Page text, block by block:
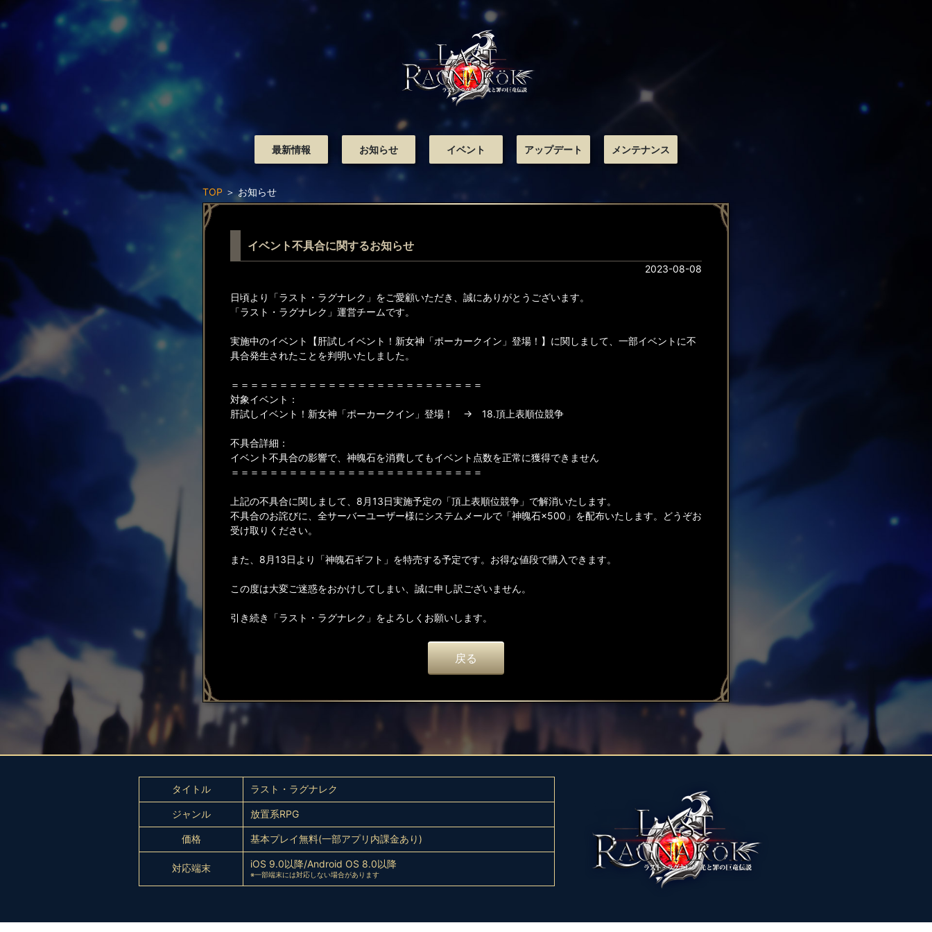
最新情報 お知らせ イベント アップデート メンテナンス
TOP ＞ お知らせ
イベント不具合に関するお知らせ
2023-08-08
日頃より「ラスト・ラグナレク」をご愛顧いただき、誠にありがとうございます。
「ラスト・ラグナレク」運営チームです。
実施中のイベント【肝試しイベント！新女神「ポーカークイン」登場！】に関しまして、一部イベントに不
具合発生されたことを判明いたしました。
＝＝＝＝＝＝＝＝＝＝＝＝＝＝＝＝＝＝＝＝＝＝＝＝＝＝
対象イベント：
肝試しイベント！新女神「ポーカークイン」登場！ → 18.頂上表順位競争
不具合詳細：
イベント不具合の影響で、神魄石を消費してもイベント点数を正常に獲得できません
＝＝＝＝＝＝＝＝＝＝＝＝＝＝＝＝＝＝＝＝＝＝＝＝＝＝
上記の不具合に関しまして、8月13日実施予定の「頂上表順位競争」で解消いたします。
不具合のお詫びに、全サーバーユーザー様にシステムメールで「神魄石×500」を配布いたします。どうぞお
受け取りください。
また、8月13日より「神魄石ギフト」を特売する予定です。お得な値段で購入できます。
この度は大変ご迷惑をおかけしてしまい、誠に申し訳ございません。
引き続き「ラスト・ラグナレク」をよろしくお願いします。
戻る
タイトル ラスト・ラグナレク
ジャンル 放置系RPG
価格 基本プレイ無料(一部アプリ内課金あり)
対応端末 iOS 9.0以降/Android OS 8.0以降
※一部端末には対応しない場合があります